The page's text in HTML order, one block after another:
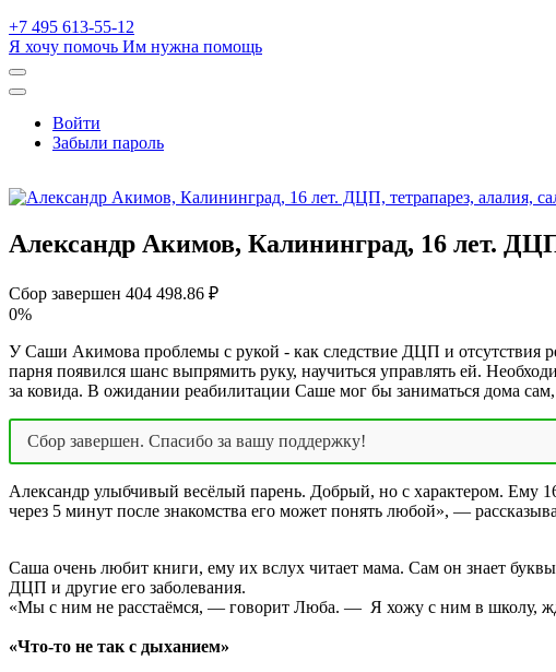
+7 495 613-55-12
Я хочу помочь Им нужна помощь
Открыть
поиск
Профиль
Войти
Забыли пароль
Александр Акимов, Калининград, 16 лет.
Сбор завершен 404 498.86 ₽
0%
У Саши Акимова проблемы с рукой - как следствие ДЦП и отсутствия
парня появился шанс выпрямить руку, научиться управлять ей.
за ковида. В ожидании реабилитации Саше мог бы заниматься дома
Сбор завершен. Спасибо за вашу поддержку!
Александр улыбчивый весёлый парень. Добрый, но с характером. Ему
через 5 минут после знакомства его может понять любой», —
Саша очень любит книги, ему их вслух читает мама. Сам он знает
ДЦП и другие его заболевания.
«Мы с ним не расстаёмся, — говорит Люба. — Я хожу с ним в школу, жду
«Что-то не так с дыханием»